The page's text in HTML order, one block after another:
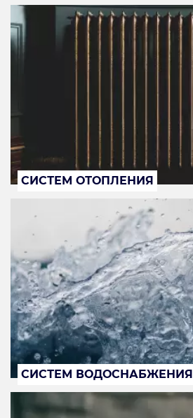
СИСТЕМ ОТОПЛЕНИЯ
СИСТЕМ ВОДОСНАБЖЕНИЯ